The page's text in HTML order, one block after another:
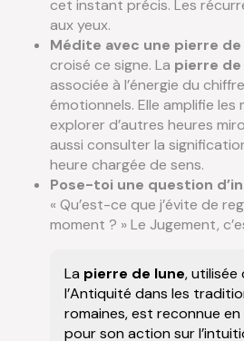
cet instant précis. Les
aux yeux.
Médite avec une pierre de
croisé ce signe. La pierre de
associée à l’énergie du
émotionnels. Elle amplifie les
explorer d’autres heures
aussi consulter la
heure chargée de sens.
Pose-toi une question
« Qu’est-ce que j’évite de
moment ? » Le Jugement,
La pierre de lune, utilisée
l’Antiquité dans les
romaines, est reconnue
pour son action sur